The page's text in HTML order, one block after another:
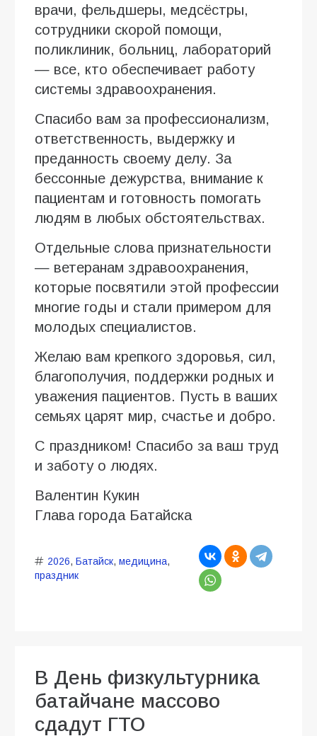
врачи, фельдшеры, медсёстры,
сотрудники скорой помощи,
поликлиник, больниц, лабораторий
— все, кто обеспечивает работу
системы здравоохранения.
Спасибо вам за профессионализм,
ответственность, выдержку и
преданность своему делу. За
бессонные дежурства, внимание к
пациентам и готовность помогать
людям в любых обстоятельствах.
Отдельные слова признательности
— ветеранам здравоохранения,
которые посвятили этой профессии
многие годы и стали примером для
молодых специалистов.
Желаю вам крепкого здоровья, сил,
благополучия, поддержки родных и
уважения пациентов. Пусть в ваших
семьях царят мир, счастье и добро.
С праздником! Спасибо за ваш труд
и заботу о людях.
Валентин Кукин
Глава города Батайска
2026, Батайск, медицина,
праздник
В День физкультурника
батайчане массово
сдадут ГТО